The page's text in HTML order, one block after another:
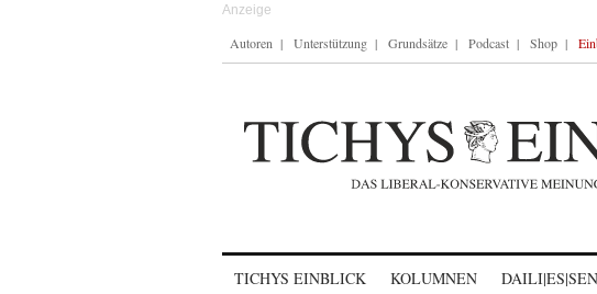
Autoren Unterstützung Grundsätze Podcast Shop
TICHYS EINBLICK KOLUMNEN